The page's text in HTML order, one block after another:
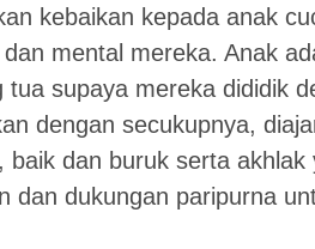
kebaikan kepada anak
mental mereka. Anak
supaya mereka dididik
dengan secukupnya,
dan buruk serta akhlak
dan dukungan paripurna